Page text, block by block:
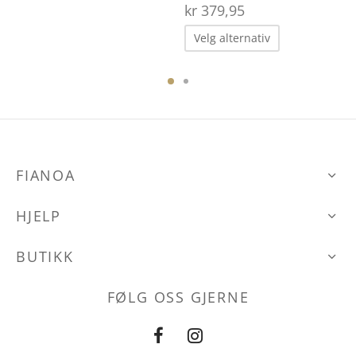
kr379,95
Velg alternativ
Dette
produktet
FIANOA
HJELP
BUTIKK
FØLG OSS GJERNE